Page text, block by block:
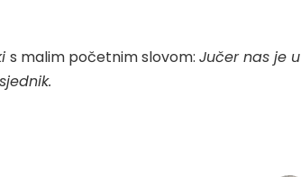
s malim početnim slovom: Jučer nas je u